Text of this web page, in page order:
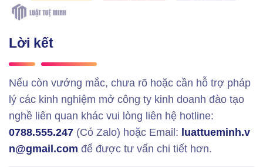
Lời kết
Nếu còn vướng mắc, chưa rõ hoặc cần hỗ trợ pháp
lý các kinh nghiệm mở công ty kinh doanh đào tạo
nghề liên quan khác vui lòng liên hệ hotline:
0788.555.247 (Có Zalo) hoặc Email: luattueminh.v
n@gmail.com để được tư vấn chi tiết hơn.